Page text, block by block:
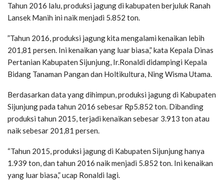
Tahun 2016 lalu, produksi jagung di kabupaten berjuluk Ranah
Lansek Manih ini naik menjadi 5.852 ton.
”Tahun 2016, produksi jagung kita mengalami kenaikan lebih
201,81 persen. Ini kenaikan yang luar biasa,” kata Kepala Dinas
Pertanian Kabupaten Sijunjung, Ir.Ronaldi didampingi Kepala
Bidang Tanaman Pangan dan Holtikultura, Ning Wisma Utama.
Berdasarkan data yang dihimpun, produksi jagung di Kabupaten
Sijunjung pada tahun 2016 sebesar Rp5.852 ton. Dibanding
produksi tahun 2015, terjadi kenaikan sebesar 3.913 ton atau
naik sebesar 201,81 persen.
“Tahun 2015, produksi jagung di Kabupaten Sijunjung hanya
1.939 ton, dan tahun 2016 naik menjadi 5.852 ton. Ini kenaikan
yang luar biasa,” ucap Ronaldi lagi.